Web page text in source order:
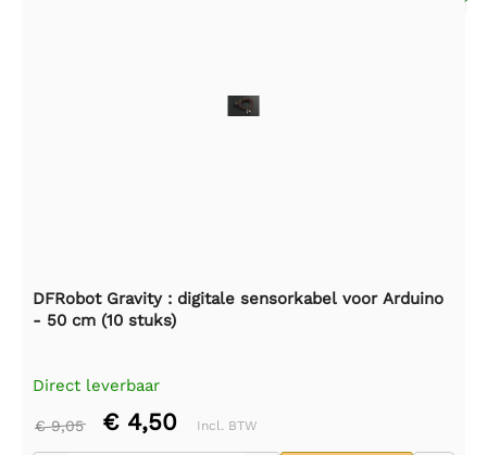
DFRobot Gravity : digitale sensorkabel voor Arduino
- 50 cm (10 stuks)
Direct leverbaar
€ 9,05 € 4,50 Incl. BTW